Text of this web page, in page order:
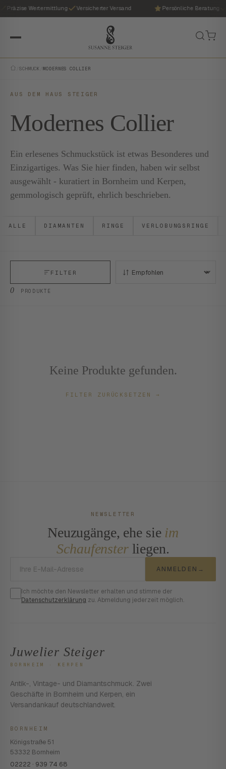
Präzise Wertermittlung Versicherter Versand Persönliche Beratung
SCHMUCK /MODERNES COLLIER
AUS DEM HAUS STEIGER
Modernes Collier
Ein erlesenes Schmuckstück ist etwas Besonderes und
Einzigartiges. Was Sie hier finden, haben wir selbst
ausgewählt - kuratiert in Bornheim und Kerpen,
gemmologisch geprüft, ehrlich beschrieben.
ALLE DIAMANTEN RINGE VERLOBUNGSRINGE
0 PRODUKTE
FILTER SORTIEREN:
Keine Produkte gefunden.
FILTER ZURÜCKSETZEN →
NEWSLETTER
Neuzugänge, ehe sie im
Schaufensterliegen.
ANMELDEN →
Ich möchte den Newsletter erhalten und stimme der
Datenschutzerklärung zu. Abmeldung jederzeit möglich.
Juwelier Steiger
BORNHEIM · KERPEN
Antik-, Vintage- und Diamantschmuck. Zwei
Geschäfte in Bornheim und Kerpen, ein
Versandankauf deutschlandweit.
BORNHEIM
Königstraße 51
53332 Bornheim
02222 · 939 74 68